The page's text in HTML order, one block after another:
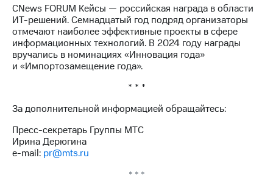
капитал
Контроль
и
аудит
Рынок
акций
приобретения
выкупа
акций
Дивиденды
CNews FORUM Кейсы — российская награда в области
ИТ-решений. Семнадцатый год подряд организаторы
отмечают наиболее эффективные проекты в сфере
информационных технологий. В 2024 году награды
вручались в номинациях «Инновация года»
и «Импортозамещение года».
* * *
За дополнительной информацией обращайтесь:
Пресс-секретарь Группы МТС
Ирина Дерюгина
e-mail: pr@mts.ru
* * *